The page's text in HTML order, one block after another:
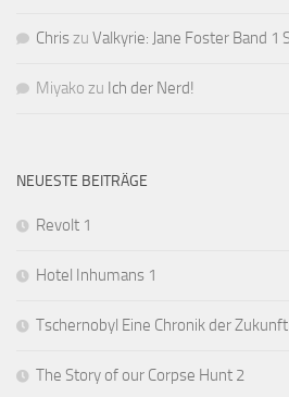
Chriszu Valkyrie: Jane Foster Band
Miyako zu Ich der Nerd!
NEUESTE BEITRÄGE
Revolt 1
Hotel Inhumans 1
Tschernobyl Eine Chronik der
The Story of our Corpse Hunt 2